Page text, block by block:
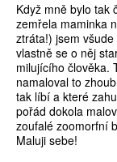
Když mně bylo tak
zemřela maminka
ztráta!) jsem
vlastně se o něj
milujícího člověka.
namaloval to
tak líbí a které
pořád dokola
zoufalé zoomorfní
Maluji sebe!